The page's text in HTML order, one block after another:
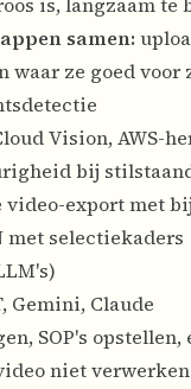
samen:
waar ze goed voor
Vision, AWS-
bij
video-export met
met selectiekaders
Gemini, Claude
SOP's
niet